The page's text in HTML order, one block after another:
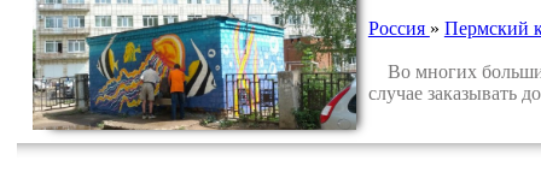
Россия » Пермский
Во многих
случае заказывать